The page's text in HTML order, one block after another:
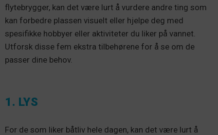
flytebrygger, kan det være lurt å vurdere andre ting som
kan forbedre plassen visuelt eller hjelpe deg med
spesifikke hobbyer eller aktiviteter du liker på vannet.
Utforsk disse fem ekstra tilbehørene for å se om de
passer dine behov.
1. LYS
For de som liker båtliv hele dagen, kan det være lurt å